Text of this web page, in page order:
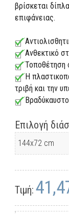
βρίσκεται
επιφάνειας.
Ανθεκτικό
Τοποθέτηση
Η
τριβή και την
Βραδύκαυστο
Επιλογή
Τιμή: